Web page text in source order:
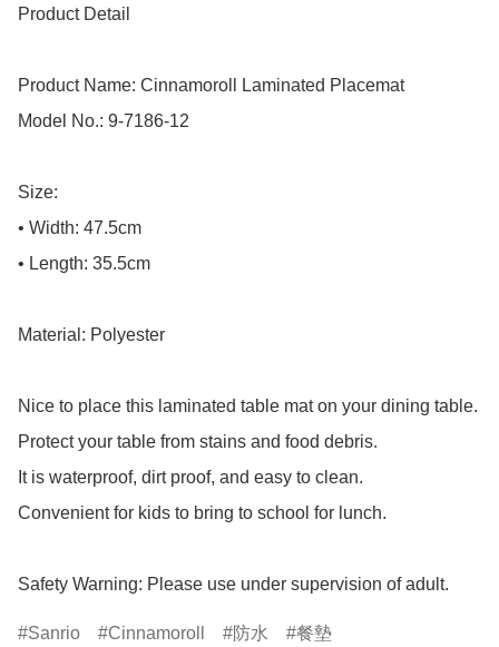
Product Detail
Product Name: Cinnamoroll Laminated Placemat
Model No.: 9-7186-12
Size:
• Width: 47.5cm
• Length: 35.5cm
Material: Polyester
Nice to place this laminated table mat on your dining table.
Protect your table from stains and food debris.
It is waterproof, dirt proof, and easy to clean.
Convenient for kids to bring to school for lunch.
Safety Warning: Please use under supervision of adult.
Sanrio Cinnamoroll 防水 餐墊